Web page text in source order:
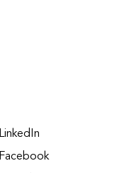
LinkedIn
Facebook